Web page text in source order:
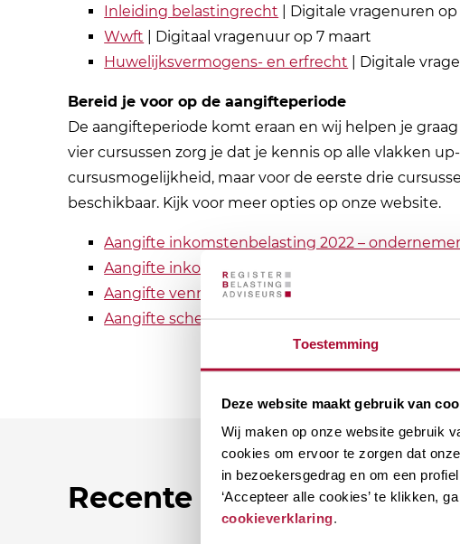
Toestemming
Deze website maakt gebruik van
Wij maken op onze website gebruik
cookies om ervoor te zorgen dat
in bezoekersgedrag en om een
‘Accepteer alle cookies’ te klikken,
cookieverklaring.
Inleiding belastingrecht | Digitale vragenuren op
Wwft | Digitaal vragenuur op 7 maart
Huwelijksvermogens- en erfrecht | Digitale
Bereid je voor op de aangifteperiode
De aangifteperiode komt eraan en wij helpen je
vier cursussen zorg je dat je kennis op alle vlakken
cursusmogelijkheid, maar voor de eerste drie
beschikbaar. Kijk voor meer opties op onze website.
Aangifte inkomstenbelasting 2022 – ondernemer
Aangifte inkomstenbelasting 2022 – particulier
Aangifte vennootschapsbelasting 2022
Aangifte schenk- en erfbelasting
Recente nieuwsberichten